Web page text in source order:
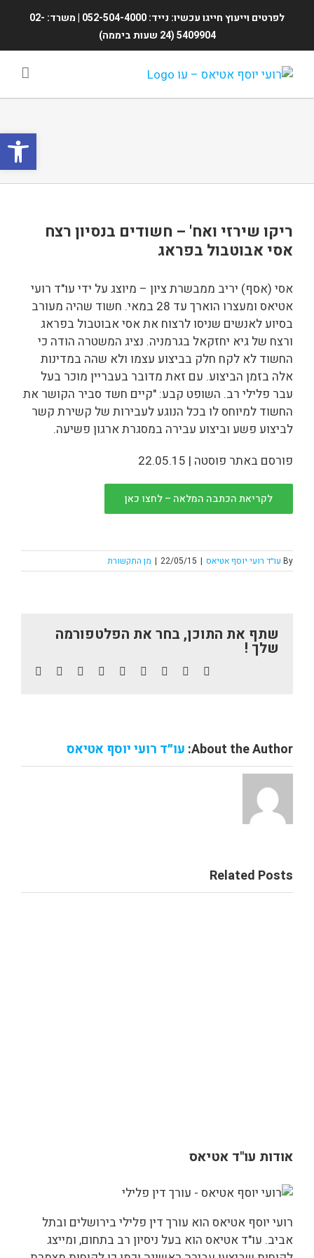
פתח
לפרטים וייעוץ חייגו עכשיו: נייד: 052-504-4000 | משרד: 02-
5409904 (24 שעות ביממה)
ריקו שירזי ואח' – חשודים בנסיון רצח
אסי אבוטבול בפראג
אסי (אסף) יריב ממבשרת ציון – מיוצג על ידי עו"ד רועי
אטיאס ומעצרו הוארך עד 28 במאי. חשוד שהיה מעורב
בסיוע לאנשים שניסו לרצוח את אסי אבוטבול בפראג
ורצח של גיא יחזקאל בגרמניה. נציג המשטרה הודה כי
החשוד לא לקח חלק בביצוע עצמו ולא שהה במדינות
אלה בזמן הביצוע. עם זאת מדובר בעבריין מוכר בעל
עבר פלילי רב. השופט קבע: "קיים חשד סביר הקושר את
החשוד למיוחס לו בכל הנוגע לעבירות של קשירת קשר
לביצוע פשע וביצוע עבירה במסגרת ארגון פשיעה.
פורסם באתר פוסטה | 22.05.15
לקריאת הכתבה המלאה – לחצו כאן
By עו״ד רועי יוסף אטיאס |
22/05/15
| מן התקשורת
שתף את התוכן, בחר את הפלטפורמה
שלך !
facebook
twitter
linkedin
reddit
whatsapp
tumblr
pinterest
About the Author: עו״ד רועי יוסף אטיאס
Related Posts
אודות עו"ד אטיאס
רועי יוסף אטיאס הוא עורך דין פלילי בירושלים ובתל
אביב. עו"ד אטיאס הוא בעל ניסיון רב בתחום, ומייצג